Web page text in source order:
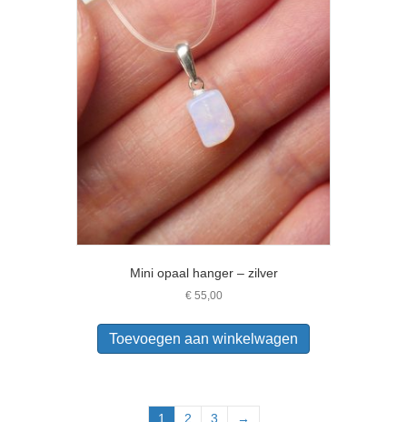
Mini opaal hanger – zilver
€55,00
Toevoegen aan winkelwagen
1 2 3 →